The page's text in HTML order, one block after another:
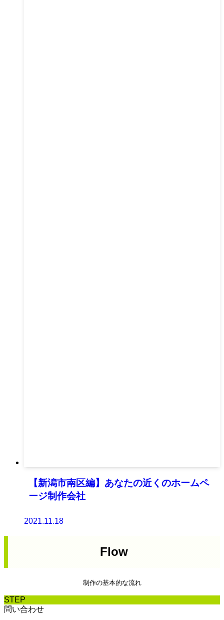
【新潟市南区編】あなたの近くのホームペ
ージ制作会社
2021.11.18
Flow
制作の基本的な流れ
STEP
問い合わせ